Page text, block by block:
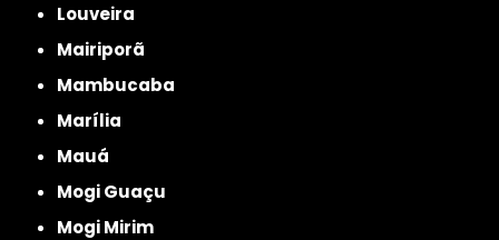
Louveira
Mairiporã
Mambucaba
Marília
Mauá
Mogi Guaçu
Mogi Mirim